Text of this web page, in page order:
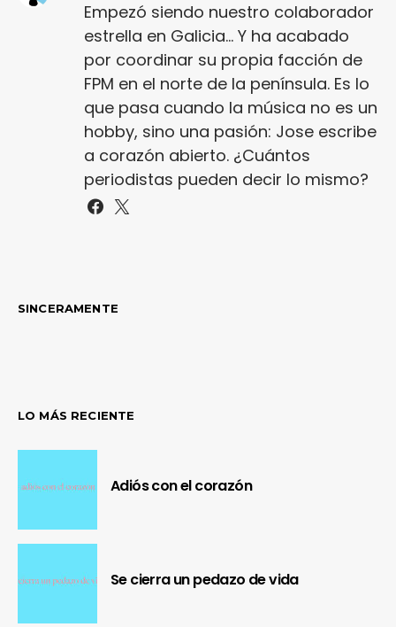
Empezó siendo nuestro colaborador
estrella en Galicia... Y ha acabado
por coordinar su propia facción de
FPM en el norte de la península. Es lo
que pasa cuando la música no es un
hobby, sino una pasión: Jose escribe
a corazón abierto. ¿Cuántos
periodistas pueden decir lo mismo?
SINCERAMENTE
LO MÁS RECIENTE
Adiós con el corazón
Se cierra un pedazo de vida